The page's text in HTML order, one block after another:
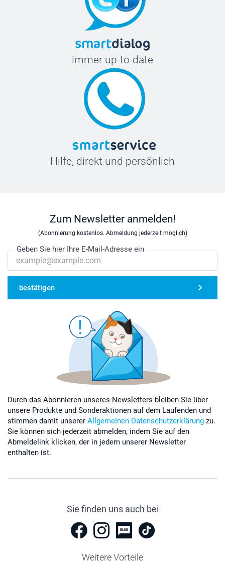
immer up-to-date
Hilfe, direkt und persönlich
Zum Newsletter anmelden!
(Abonnierung kostenlos. Abmeldung jederzeit möglich)
Geben Sie hier Ihre E-Mail-Adresse ein
bestätigen
Durch das Abonnieren unseres Newsletters bleiben Sie über
unsere Produkte und Sonderaktionen auf dem Laufenden und
stimmen damit unserer Allgemeinen Datenschutzerklärung zu.
Sie können sich jederzeit abmelden, indem Sie auf den
Abmeldelink klicken, der in jedem unserer Newsletter
enthalten ist.
Sie finden uns auch bei
Weitere Vorteile